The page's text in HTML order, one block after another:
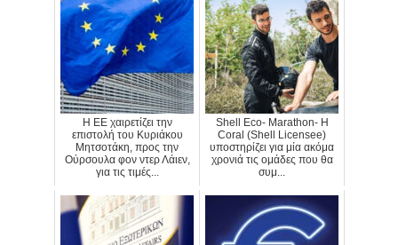
H ΕΕ χαιρετίζει την
επιστολή του Κυριάκου
Μητσοτάκη, προς την
Ούρσουλα φον ντερ Λάιεν,
για τις τιμές...
Shell Eco- Marathon- Η
Coral (Shell Licensee)
υποστηρίζει για μία ακόμα
χρονιά τις ομάδες που θα
συμ...